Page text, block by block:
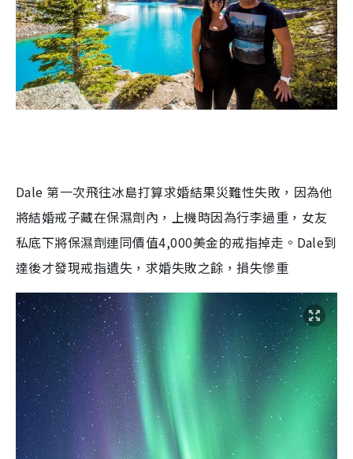
Dale 第一次飛往冰島打算求婚結果災難性失敗，因為他
將結婚戒子藏在保濕劑內，上機時因為行李過重，女友
私底下將保濕劑連同價值4,000美金的戒指掉走。 Dale到
達後才發現戒指遺失，求婚失敗之餘，損失慘重